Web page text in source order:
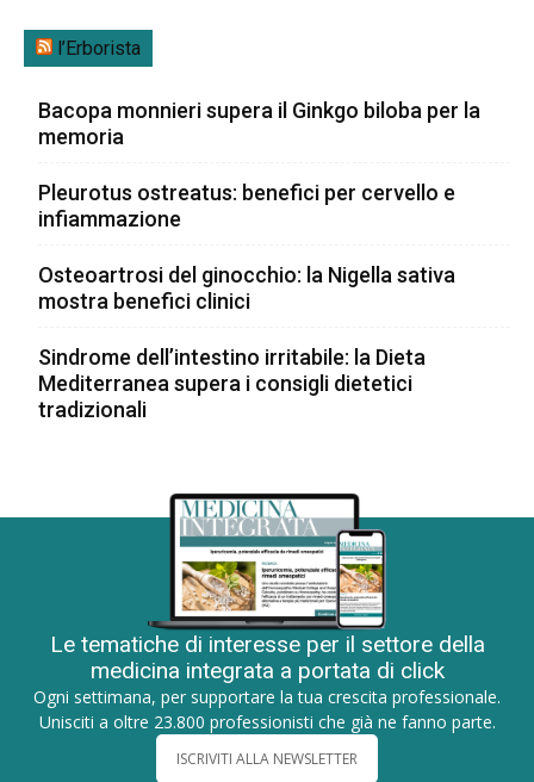
l’Erborista
Bacopa monnieri supera il Ginkgo biloba per la
memoria
Pleurotus ostreatus: benefici per cervello e
infiammazione
Osteoartrosi del ginocchio: la Nigella sativa
mostra benefici clinici
Sindrome dell’intestino irritabile: la Dieta
Mediterranea supera i consigli dietetici
tradizionali
Le tematiche di interesse per il settore della
medicina integrata a portata di click
Ogni settimana, per supportare la tua crescita professionale.
Unisciti a oltre 23.800 professionisti che già ne fanno parte.
ISCRIVITI ALLA NEWSLETTER